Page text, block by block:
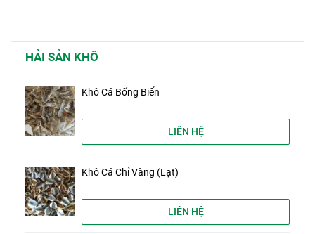
HẢI SẢN KHÔ
Khô Cá Bống Biển
LIÊN HỆ
Khô Cá Chỉ Vàng (Lạt)
LIÊN HỆ